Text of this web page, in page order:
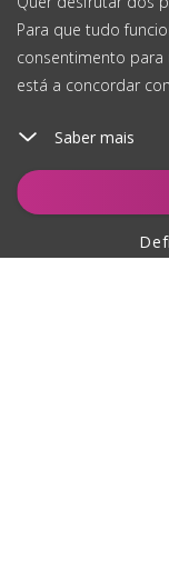
Para que tudo
consentimento para
está a concordar
Saber mais